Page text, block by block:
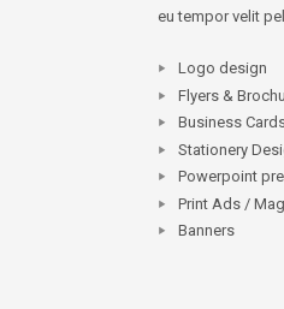
eu tempor velit
Logo design
Flyers &
Business
Stationery
Powerpoint
Print Ads /
Banners